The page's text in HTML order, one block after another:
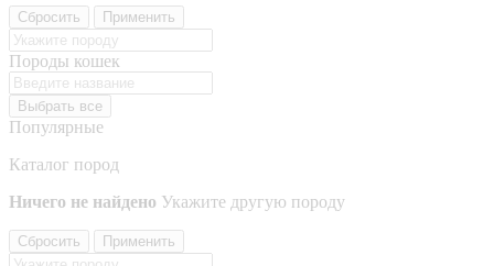
Сбросить Применить
Породы кошек
Выбрать все
Популярные
Каталог пород
Ничего не найдено Укажите другую породу
Сбросить Применить